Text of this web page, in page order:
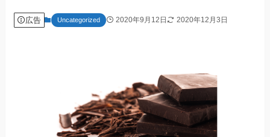
広告 Uncategorized 2020年9月12日 2020年12月3日